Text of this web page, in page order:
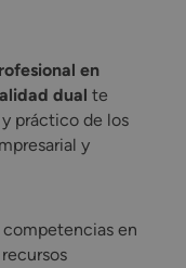
en
dual te
práctico de los
y
en